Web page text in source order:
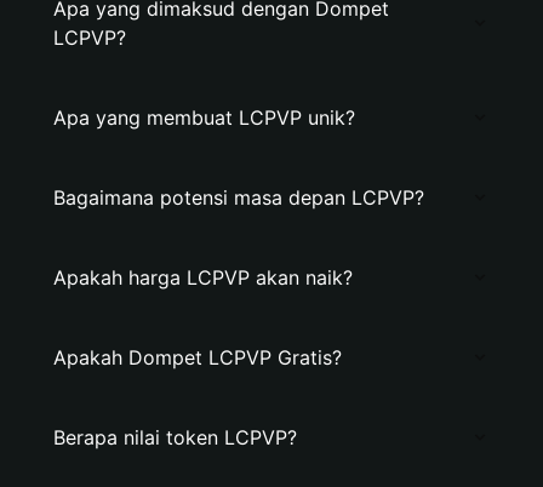
Apa yang dimaksud dengan Dompet
LCPVP?
Apa yang membuat LCPVP unik?
Bagaimana potensi masa depan LCPVP?
Apakah harga LCPVP akan naik?
Apakah Dompet LCPVP Gratis?
Berapa nilai token LCPVP?